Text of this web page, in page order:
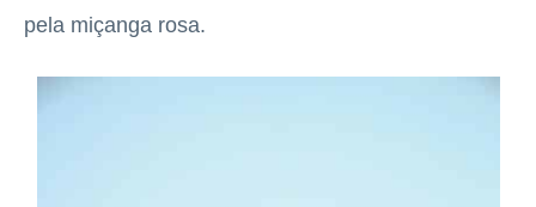
pela miçanga rosa.